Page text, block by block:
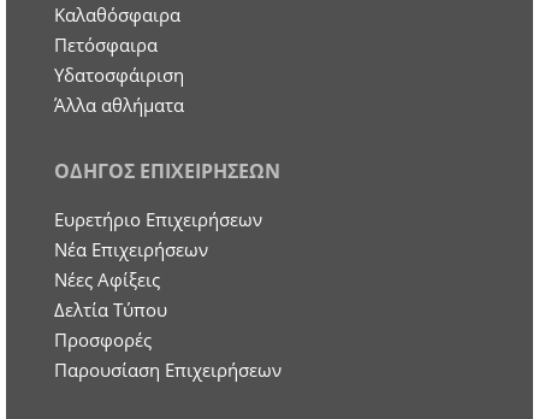
Καλαθόσφαιρα
Πετόσφαιρα
Υδατοσφάιριση
Άλλα αθλήματα
ΟΔΗΓΟΣ ΕΠΙΧΕΙΡΗΣΕΩΝ
Ευρετήριο Επιχειρήσεων
Nέα Επιχειρήσεων
Νέες Αφίξεις
Δελτία Τύπου
Προσφορές
Παρουσίαση Επιχειρήσεων